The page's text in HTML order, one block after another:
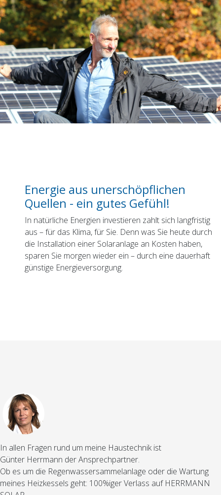
Energie aus unerschöpflichen
Quellen - ein gutes Gefühl!
In natürliche Energien investieren zahlt sich langfristig
aus – für das Klima, für Sie. Denn was Sie heute durch
die Installation einer Solaranlage an Kosten haben,
sparen Sie morgen wieder ein – durch eine dauerhaft
günstige Energieversorgung.
In allen Fragen rund um meine Haustechnik ist
Günter Herrmann der Ansprechpartner.
Ob es um die Regenwassersammelanlage oder die Wartung
meines Heizkessels geht: 100%iger Verlass auf HERRMANN